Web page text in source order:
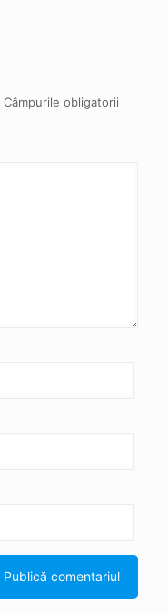
Câmpurile obligatorii